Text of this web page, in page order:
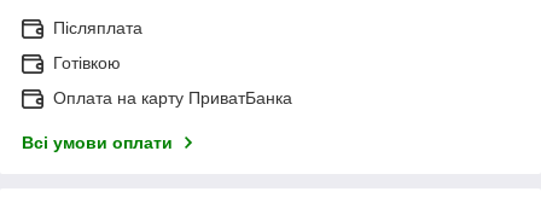
Післяплата
Готівкою
Оплата на карту ПриватБанка
Всі умови оплати